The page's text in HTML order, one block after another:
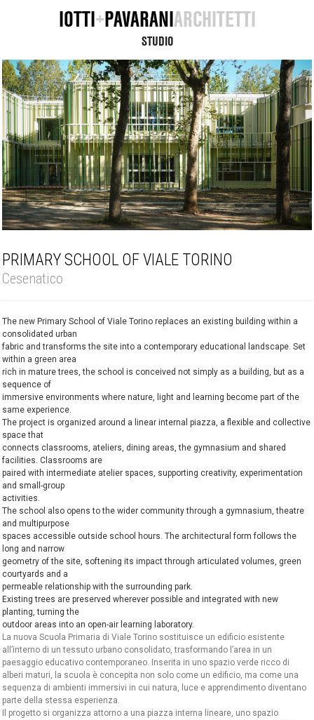
IOTTI+PAVARANIARCHITETTI
STUDIO
PRIMARY SCHOOL OF VIALE TORINO
Cesenatico
The new Primary School of Viale Torino replaces an existing building within a
consolidated urban
fabric and transforms the site into a contemporary educational landscape. Set
within a green area
rich in mature trees, the school is conceived not simply as a building, but as a
sequence of
immersive environments where nature, light and learning become part of the
same experience.
The project is organized around a linear internal piazza, a flexible and collective
space that
connects classrooms, ateliers, dining areas, the gymnasium and shared
facilities. Classrooms are
paired with intermediate atelier spaces, supporting creativity, experimentation
and small-group
activities.
The school also opens to the wider community through a gymnasium, theatre
and multipurpose
spaces accessible outside school hours. The architectural form follows the
long and narrow
geometry of the site, softening its impact through articulated volumes, green
courtyards and a
permeable relationship with the surrounding park.
Existing trees are preserved wherever possible and integrated with new
planting, turning the
outdoor areas into an open-air learning laboratory.
La nuova Scuola Primaria di Viale Torino sostituisce un edificio esistente
all’interno di un tessuto urbano consolidato, trasformando l’area in un
paesaggio educativo contemporaneo. Inserita in uno spazio verde ricco di
alberi maturi, la scuola è concepita non solo come un edificio, ma come una
sequenza di ambienti immersivi in cui natura, luce e apprendimento diventano
parte della stessa esperienza.
Il progetto si organizza attorno a una piazza interna lineare, uno spazio